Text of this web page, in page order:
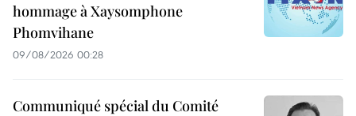
hommage à Xaysomphone
Phomvihane
09/08/2026 00:28
Communiqué spécial du Comité